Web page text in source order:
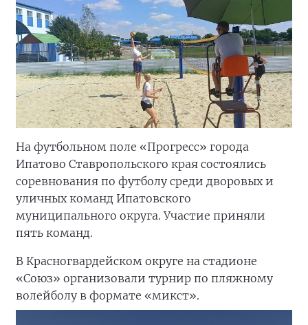
На футбольном поле «Прогресс» города
Ипатово Ставропольского края состоялись
соревнования по футболу среди дворовых и
уличных команд Ипатовского
муниципального округа. Участие приняли
пять команд.
В Красногвардейском округе на стадионе
«Союз» организовали турнир по пляжному
волейболу в формате «микст».